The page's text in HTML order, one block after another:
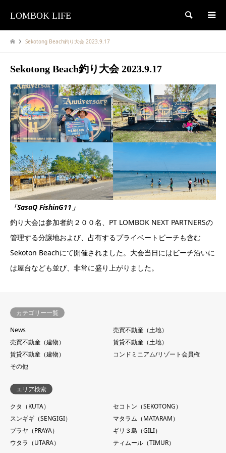
LOMBOK LIFE 検索
Sekotong Beach釣り大会 2023.9.17
Sekotong Beach釣り大会 2023.9.17
「SasaQ FishinG11」
釣り大会は参加者約２００名、PT LOMBOK NEXT PARTNERSの
管理する分譲地および、占有するプライベートビーチも含む
Sekoton Beachにて開催されました。大会当日にはビーチ沿いに
は屋台なども並び、非常に盛り上がりました。
カテゴリー一覧
News
売買不動産（土地）
売買不動産（建物）
賃貸不動産（土地）
賃貸不動産（建物）
コンドミニアム/リゾート会員権
その他
エリア検索
クタ（KUTA）
セコトン（SEKOTONG）
スンギギ（SENGIGI）
マタラム（MATARAM）
プラヤ（PRAYA）
ギリ３島（GILI）
ウタラ（UTARA）
ティムール（TIMUR）